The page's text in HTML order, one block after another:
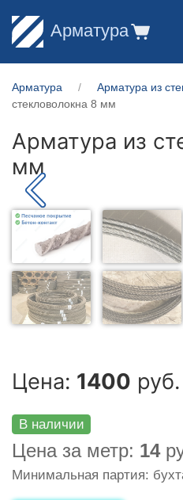
Арматура
Арматура Арматура из
стекловолокна 8 мм
Арматура из
мм
Цена: 1400
В наличии
Цена за метр: 14
Минимальная партия: